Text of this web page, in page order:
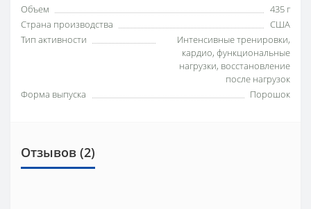
Объем
435 г
Страна производства
США
Тип активности
Интенсивные тренировки,
кардио, функциональные
нагрузки, восстановление
после нагрузок
Форма выпуска
Порошок
Отзывов (2)